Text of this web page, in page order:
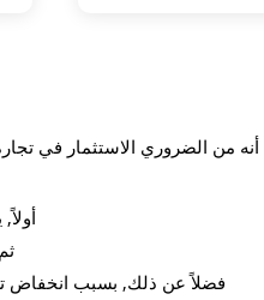
من الضروري الاستثمار في
فضلاً عن ذلك, بسبب انخفاض